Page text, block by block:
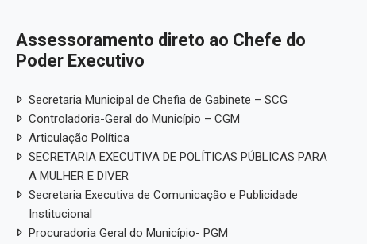
Assessoramento direto ao Chefe do
Poder Executivo
Secretaria Municipal de Chefia de Gabinete – SCG
Controladoria-Geral do Município – CGM
Articulação Política
SECRETARIA EXECUTIVA DE POLÍTICAS PÚBLICAS PARA
A MULHER E DIVER
Secretaria Executiva de Comunicação e Publicidade
Institucional
Procuradoria Geral do Município- PGM